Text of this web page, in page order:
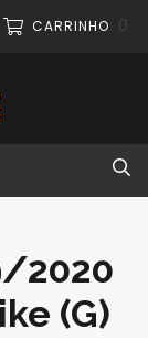
CARRINHO 0
2020
(G)